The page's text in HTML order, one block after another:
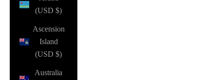
(USD $)
Ascension
Island
(USD $)
Australia